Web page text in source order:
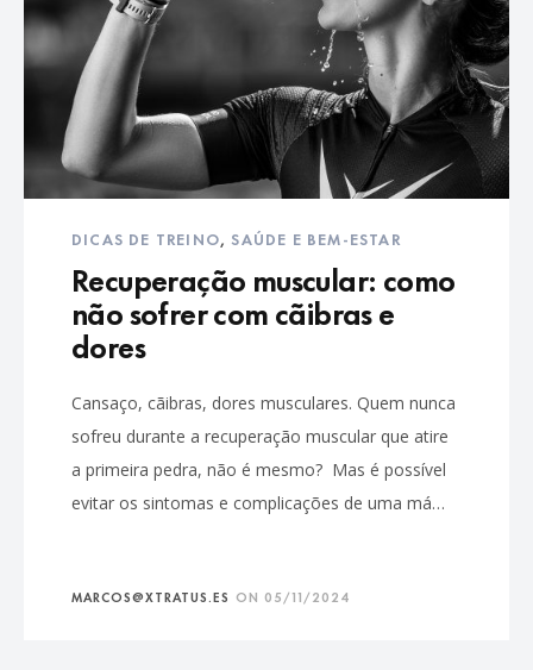
DICAS DE TREINO, SAÚDE E BEM-ESTAR
Recuperação muscular: como
não sofrer com cãibras e
dores
Cansaço, cãibras, dores musculares. Quem nunca
sofreu durante a recuperação muscular que atire
a primeira pedra, não é mesmo? Mas é possível
evitar os sintomas e complicações de uma má…
MARCOS@XTRATUS.ES ON 05/11/2024